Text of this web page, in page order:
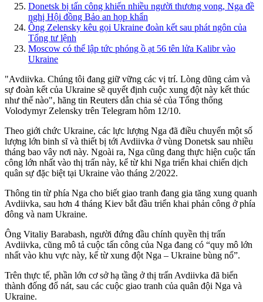
Donetsk bị tấn công khiến nhiều người thương vong, Nga đề
nghị Hội đồng Bảo an họp khẩn
Ông Zelensky kêu gọi Ukraine đoàn kết sau phát ngôn của
Tổng tư lệnh
Moscow có thể lập tức phóng ồ ạt 56 tên lửa Kalibr vào
Ukraine
"Avdiivka. Chúng tôi đang giữ vững các vị trí. Lòng dũng cảm và
sự đoàn kết của Ukraine sẽ quyết định cuộc xung đột này kết thúc
như thế nào", hãng tin Reuters dẫn chia sẻ của Tổng thống
Volodymyr Zelensky trên Telegram hôm 12/10.
Theo giới chức Ukraine, các lực lượng Nga đã điều chuyển một số
lượng lớn binh sĩ và thiết bị tới Avdiivka ở vùng Donetsk sau nhiều
tháng bao vây nơi này. Ngoài ra, Nga cũng đang thực hiện cuộc tấn
công lớn nhất vào thị trấn này, kể từ khi Nga triển khai chiến dịch
quân sự đặc biệt tại Ukraine vào tháng 2/2022.
Thông tin từ phía Nga cho biết giao tranh đang gia tăng xung quanh
Avdiivka, sau hơn 4 tháng Kiev bắt đầu triển khai phản công ở phía
đông và nam Ukraine.
Ông Vitaliy Barabash, người đứng đầu chính quyền thị trấn
Avdiivka, cũng mô tả cuộc tấn công của Nga đang có “quy mô lớn
nhất vào khu vực này, kể từ xung đột Nga – Ukraine bùng nổ”.
Trên thực tế, phần lớn cơ sở hạ tầng ở thị trấn Avdiivka đã biến
thành đống đổ nát, sau các cuộc giao tranh của quân đội Nga và
Ukraine.